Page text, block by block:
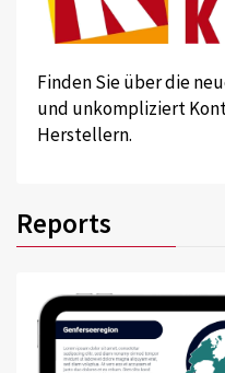
Finden Sie über die
und unkompliziert
Herstellern.
Reports